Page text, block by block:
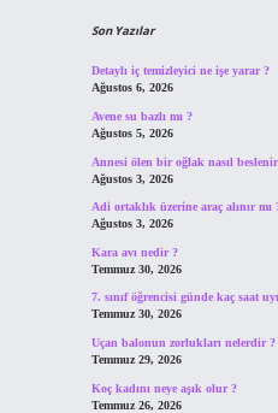
Son Yazılar
Detaylı iç temizleyici ne işe yarar ?
Ağustos 6, 2026
Avene su bazlı mı ?
Ağustos 5, 2026
Annesi ölen bir oğlak nasıl
Ağustos 3, 2026
Adi ortaklık üzerine araç alınır mı
Ağustos 3, 2026
Kara avı nedir ?
Temmuz 30, 2026
7. sınıf öğrencisi günde kaç saat
Temmuz 30, 2026
Uçan balonun zorlukları nelerdir ?
Temmuz 29, 2026
Koç kadını neye aşık olur ?
Temmuz 26, 2026